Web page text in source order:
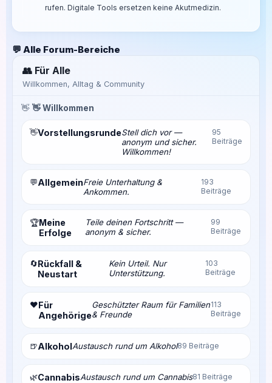
rufen. Digitale Tools ersetzen keine Akutmedizin.
💬 Alle Forum-Bereiche
👥 Für Alle
Willkommen, Alltag & Community
👋 👋 Willkommen
👋VorstellungsrundeStell dich vor —
anonym und sicher.
Willkommen!
95
Beiträge
💬AllgemeinFreie Unterhaltung &
Ankommen.
193
Beiträge
🏆Meine
Erfolge
Teile deinen Fortschritt —
anonym & sicher.
99
Beiträge
🔄Rückfall &
Neustart
Kein Urteil. Nur
Unterstützung.
103
Beiträge
❤️Für
Angehörige
Geschützter Raum für Familien
& Freunde
113
Beiträge
🍺AlkoholAustausch rund um Alkohol89 Beiträge
🌿CannabisAustausch rund um Cannabis81 Beiträge